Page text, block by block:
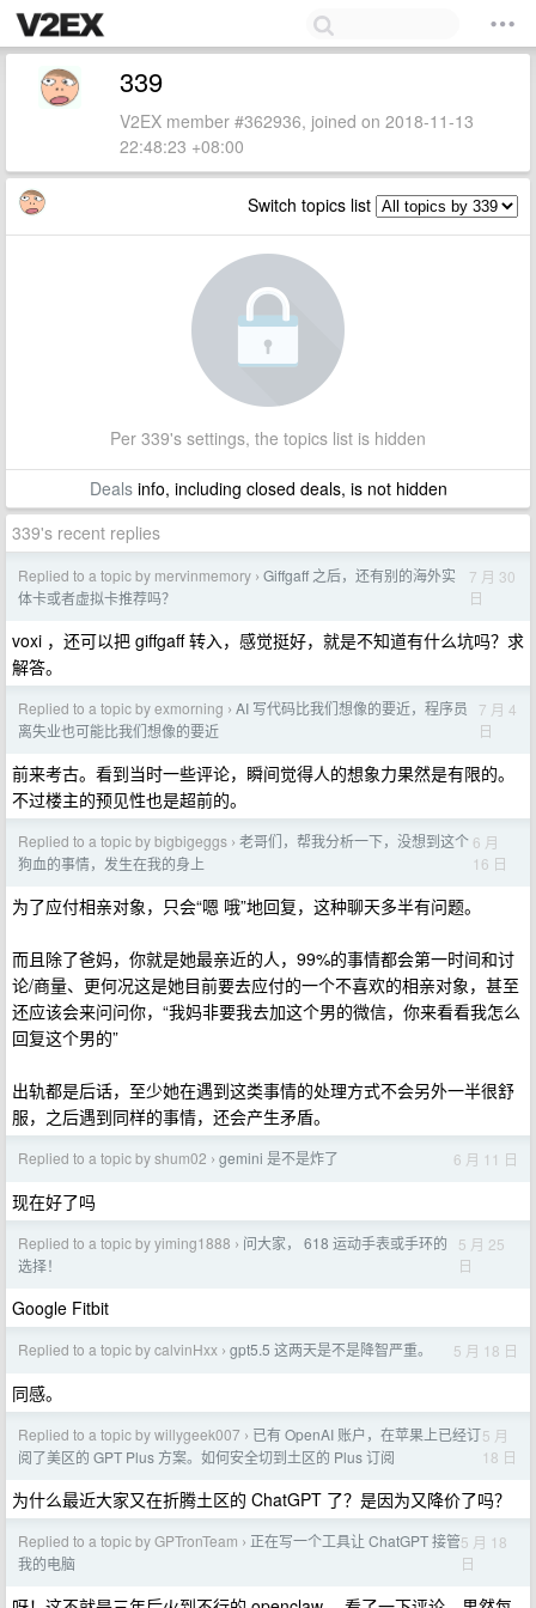
339
V2EX member #362936, joined on 2018-11-13
22:48:23 +08:00
Switch topics list
Per 339's settings, the topics list is hidden
Dealsinfo, including closed deals, is not hidden
339's recent replies
Replied to a topic by mervinmemory › Giffgaff 之后，还有别的海外实
体卡或者虚拟卡推荐吗？
7 月 30
日
voxi ，还可以把 giffgaff 转入，感觉挺好，就是不知道有什么坑吗？求
解答。
Replied to a topic by exmorning › AI 写代码比我们想像的要近，程序员
离失业也可能比我们想像的要近
7 月 4
日
前来考古。看到当时一些评论，瞬间觉得人的想象力果然是有限的。
不过楼主的预见性也是超前的。
Replied to a topic by bigbigeggs › 老哥们，帮我分析一下，没想到这个
狗血的事情，发生在我的身上
6 月
16 日
为了应付相亲对象，只会“嗯 哦”地回复，这种聊天多半有问题。
而且除了爸妈，你就是她最亲近的人，99%的事情都会第一时间和讨
论/商量、更何况这是她目前要去应付的一个不喜欢的相亲对象，甚至
还应该会来问问你，“我妈非要我去加这个男的微信，你来看看我怎么
回复这个男的”
出轨都是后话，至少她在遇到这类事情的处理方式不会另外一半很舒
服，之后遇到同样的事情，还会产生矛盾。
Replied to a topic by shum02 › gemini 是不是炸了 6 月 11 日
现在好了吗
Replied to a topic by yiming1888 › 问大家， 618 运动手表或手环的
选择！
5 月 25
日
Google Fitbit
Replied to a topic by calvinHxx › gpt5.5 这两天是不是降智严重。 5 月 18 日
同感。
Replied to a topic by willygeek007 › 已有 OpenAI 账户，在苹果上已经订
阅了美区的 GPT Plus 方案。如何安全切到土区的 Plus 订阅
5 月
18 日
为什么最近大家又在折腾土区的 ChatGPT 了？是因为又降价了吗？
Replied to a topic by GPTronTeam › 正在写一个工具让 ChatGPT 接管
我的电脑
5 月 18
日